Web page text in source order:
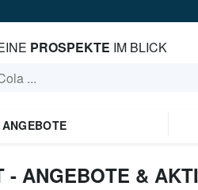
PROSPEKTE IM BLICK
ANGEBOTE
- ANGEBOTE &